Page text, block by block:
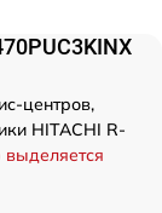
центров,
HITACHI R-